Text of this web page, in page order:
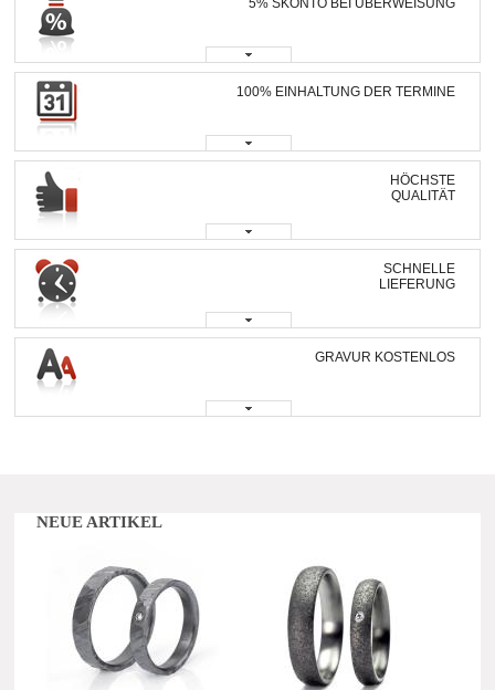
5% SKONTO BEI ÜBERWEISUNG
100% EINHALTUNG DER TERMINE
HÖCHSTE
QUALITÄT
SCHNELLE
LIEFERUNG
GRAVUR KOSTENLOS
NEUE ARTIKEL